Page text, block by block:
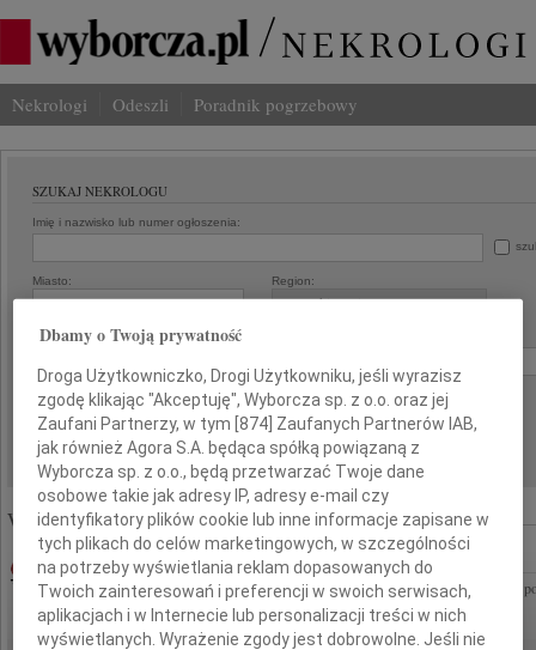
Nekrologi Odeszli Poradnik pogrzebowy
SZUKAJ NEKROLOGU
Imię i nazwisko lub numer ogłoszenia:
Miasto: Region:
Data:
Liczba wyników na stronie:
Wyróżnione ogłoszenia:
03.08.2026LUBLIN
Panu dr hab. n. med. Grzegorzowi Staśkiewiczowi wyrazy głębokiego współczucia z
pracownicy Zakładu Anatomii Prawidłowej, Klinicznej i Obrazowej Uniwersytetu...
Dbamy o Twoją prywatność
Droga Użytkowniczko, Drogi Użytkowniku, jeśli wyrazisz
zgodę klikając "Akceptuję", Wyborcza sp. z o.o. oraz jej
Zaufani Partnerzy, w tym [874 ] Zaufanych Partnerów IAB,
jak również Agora S.A. będąca spółką powiązaną z
Wyborcza sp. z o.o., będą przetwarzać Twoje dane
osobowe takie jak adresy IP, adresy e-mail czy
identyfikatory plików cookie lub inne informacje zapisane w
tych plikach do celów marketingowych, w szczególności
na potrzeby wyświetlania reklam dopasowanych do
Twoich zainteresowań i preferencji w swoich serwisach,
aplikacjach i w Internecie lub personalizacji treści w nich
wyświetlanych. Wyrażenie zgody jest dobrowolne. Jeśli nie